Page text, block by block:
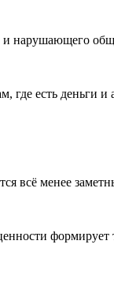
и нарушающего
где есть деньги и
всё менее
формирует